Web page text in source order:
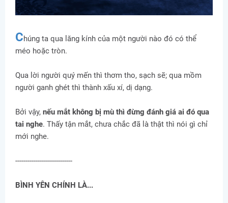
Chúng ta qua lăng kính của một người nào đó có thể
méo hoặc tròn.
Qua lời người quý mến thì thơm tho, sạch sẽ; qua mồm
người ganh ghét thì thành xấu xí, dị dạng.
Bởi vậy, nếu mắt không bị mù thì đừng đánh giá ai đó qua
tai nghe. Thấy tận mắt, chưa chắc đã là thật thì nói gì chỉ
mới nghe.
----------------------------
BÌNH YÊN CHÍNH LÀ...